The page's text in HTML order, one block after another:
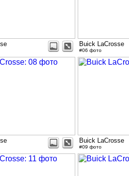
Buick LaCrosse
#06 фото
Buick LaCrosse
#09 фото